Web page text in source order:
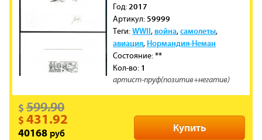
Год: 2017
Артикул: 59999
Теги:WWII,война,самолеты,
авиация, Нормандия-Неман
Состояние:**
Кол-во: 1
артист-пруф(позитив+негатив)
Купить
$ 599.90
$ 431.92
40168 руб